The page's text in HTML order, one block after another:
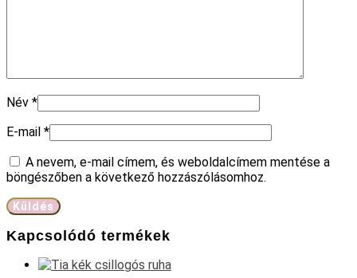
Név *
E-mail *
A nevem, e-mail címem, és weboldalcímem mentése a
böngészőben a következő hozzászólásomhoz.
Kapcsolódó termékek